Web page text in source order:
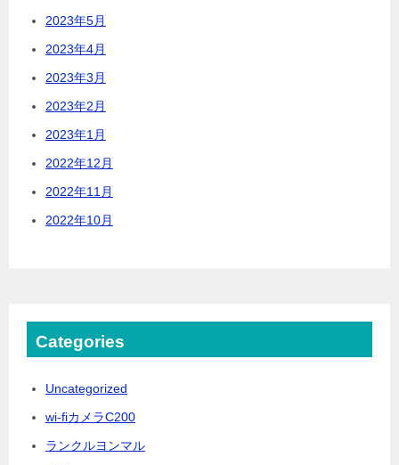
2023年5月
2023年4月
2023年3月
2023年2月
2023年1月
2022年12月
2022年11月
2022年10月
Categories
Uncategorized
wi-fiカメラC200
ランクルヨンマル